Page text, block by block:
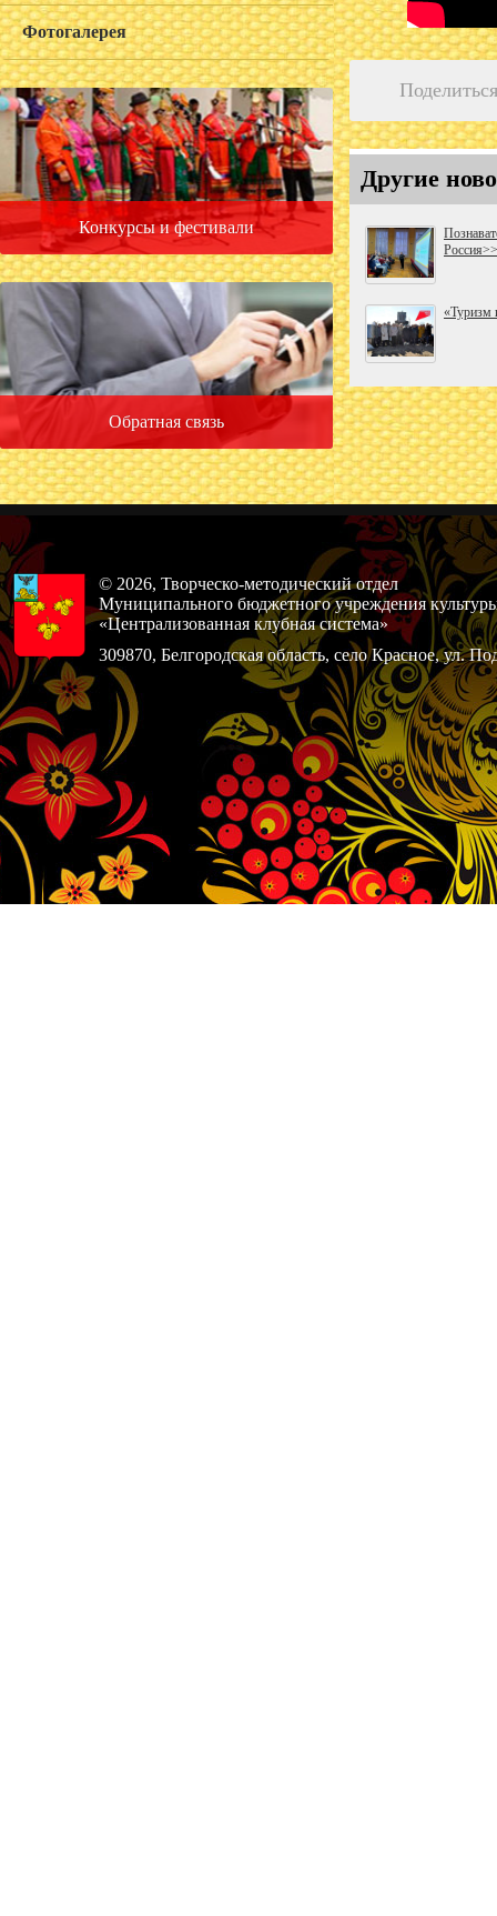
Фотогалерея
Конкурсы и фестивали
Обратная связь
Другие
Россия>>
«Туризм
© 2026, Творческо-методический отдел
Муниципального бюджетного учреждения
«Централизованная клубная система»
309870, Белгородская область, село Красное, ул.